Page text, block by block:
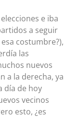
e iba
a seguir
costumbre?),
las
nuevos
a la derecha, ya
día de hoy
vecinos
esto, ¿es